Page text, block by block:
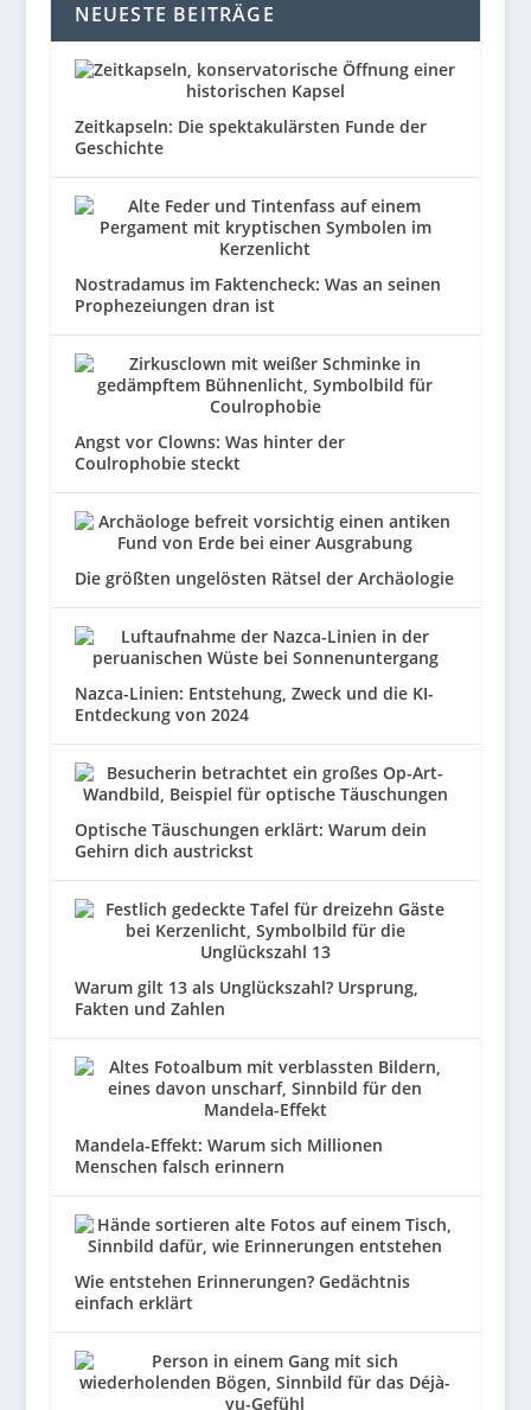
NEUESTE BEITRÄGE
Zeitkapseln: Die spektakulärsten Funde der
Geschichte
Nostradamus im Faktencheck: Was an seinen
Prophezeiungen dran ist
Angst vor Clowns: Was hinter der
Coulrophobie steckt
Die größten ungelösten Rätsel der Archäologie
Nazca-Linien: Entstehung, Zweck und die KI-
Entdeckung von 2024
Optische Täuschungen erklärt: Warum dein
Gehirn dich austrickst
Warum gilt 13 als Unglückszahl? Ursprung,
Fakten und Zahlen
Mandela-Effekt: Warum sich Millionen
Menschen falsch erinnern
Wie entstehen Erinnerungen? Gedächtnis
einfach erklärt